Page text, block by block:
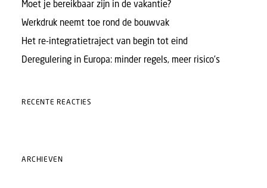
Moet je bereikbaar zijn in de vakantie?
Werkdruk neemt toe rond de bouwvak
Het re-integratietraject van begin tot eind
Deregulering in Europa: minder regels, meer risico’s
RECENTE REACTIES
ARCHIEVEN